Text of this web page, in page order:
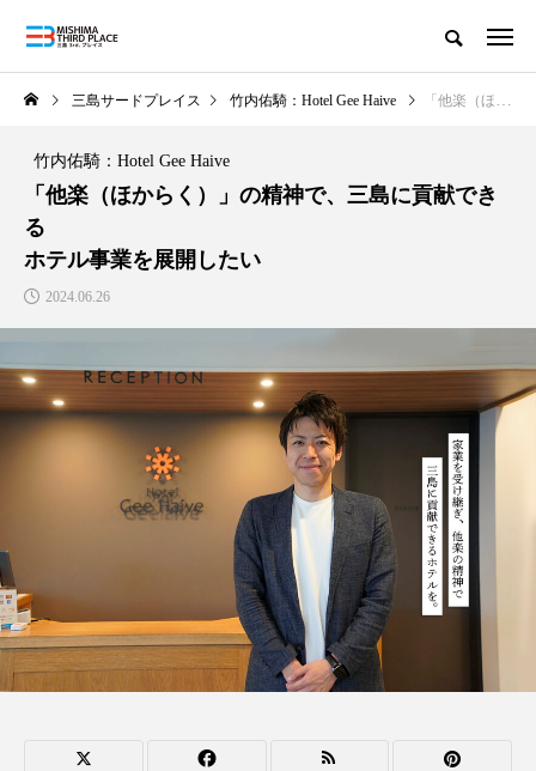
三島サードプレイス 竹内佑騎：Hotel Gee Haive 「他楽（ほからく）」の精神で、三島に貢献できるホテル事業を展開したい
竹内佑騎：Hotel Gee Haive
「他楽（ほからく）」の精神で、三島に貢献でき
る
ホテル事業を展開したい
2024.06.26